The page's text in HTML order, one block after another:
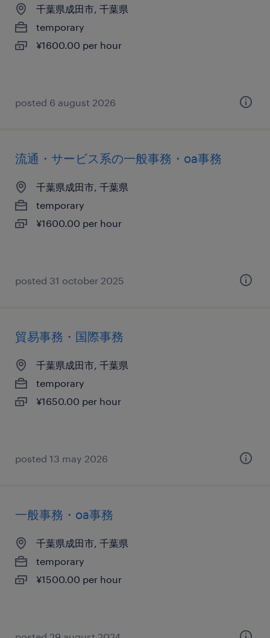
千葉県成田市, 千葉県
temporary
¥1600.00 per hour
posted 6 august 2026
流通・サービス系の一般事務・oa事務
千葉県成田市, 千葉県
temporary
¥1600.00 per hour
posted 31 october 2025
貿易事務・国際事務
千葉県成田市, 千葉県
temporary
¥1650.00 per hour
posted 13 may 2026
一般事務・oa事務
千葉県成田市, 千葉県
temporary
¥1500.00 per hour